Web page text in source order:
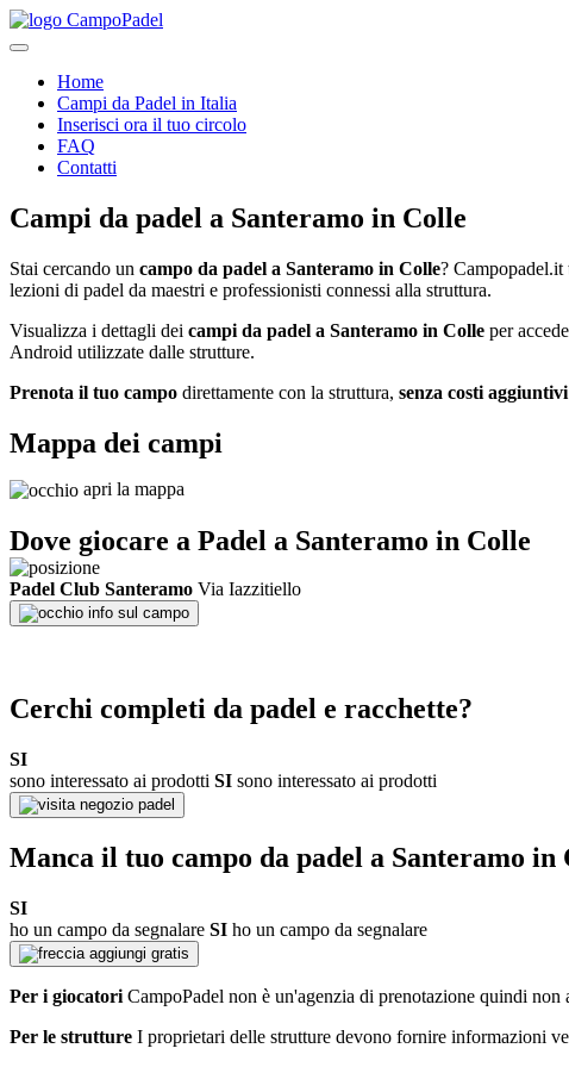
Home
Campi da Padel in Italia
Inserisci ora il tuo circolo
FAQ
Contatti
Campi da padel a Santeramo in Colle
Stai cercando un campo da padel a Santeramo in Colle?
lezioni di padel da maestri e professionisti connessi alla struttura.
Visualizza i dettagli dei campi da padel a Santeramo in Colle per
Android utilizzate dalle strutture.
Prenota il tuo campo direttamente con la struttura, senza costi aggiuntivi
Mappa dei campi
apri la mappa
Dove giocare a Padel a Santeramo in Colle
Padel Club Santeramo Via Iazzitiello
info sul campo
Cerchi completi da padel e racchette?
SI
sono interessato ai prodotti SI sono interessato ai prodotti
negozio padel
Manca il tuo campo da padel a Santeramo in
SI
ho un campo da segnalare SI ho un campo da segnalare
aggiungi gratis
Per i giocatori CampoPadel non è un'agenzia di prenotazione quindi
Per le strutture I proprietari delle strutture devono fornire informazioni